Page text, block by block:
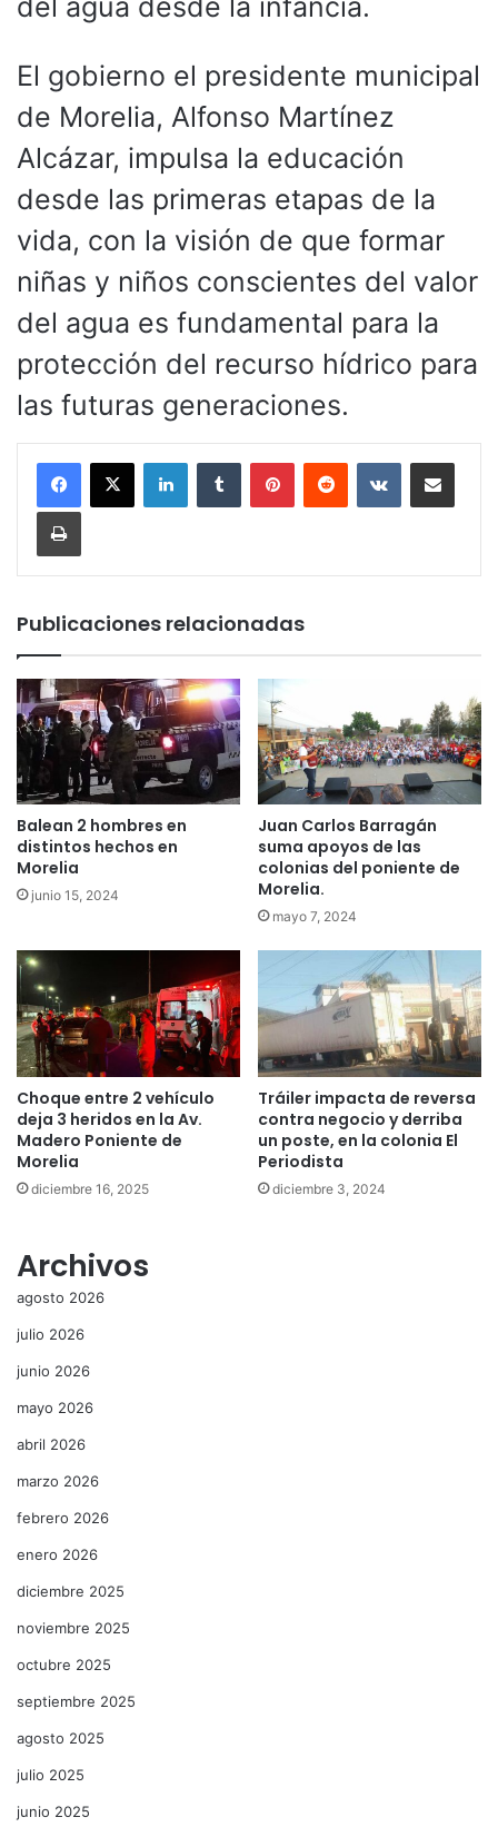
El gobierno el presidente municipal
de Morelia, Alfonso Martínez
Alcázar, impulsa la educación
desde las primeras etapas de la
vida, con la visión de que formar
niñas y niños conscientes del valor
del agua es fundamental para la
protección del recurso hídrico para
las futuras generaciones.
LinkedInTumblr PinterestReddit VKontakteCompartir por
Imprimir
Publicaciones relacionadas
Balean 2 hombres en
distintos hechos en
Morelia
junio 15, 2024
Juan Carlos Barragán
suma apoyos de las
colonias del poniente de
Morelia.
mayo 7, 2024
Choque entre 2 vehículo
deja 3 heridos en la Av.
Madero Poniente de
Morelia
diciembre 16, 2025
Tráiler impacta de reversa
contra negocio y derriba
un poste, en la colonia El
Periodista
diciembre 3, 2024
Archivos
agosto 2026
julio 2026
junio 2026
mayo 2026
abril 2026
marzo 2026
febrero 2026
enero 2026
diciembre 2025
noviembre 2025
octubre 2025
septiembre 2025
agosto 2025
julio 2025
junio 2025